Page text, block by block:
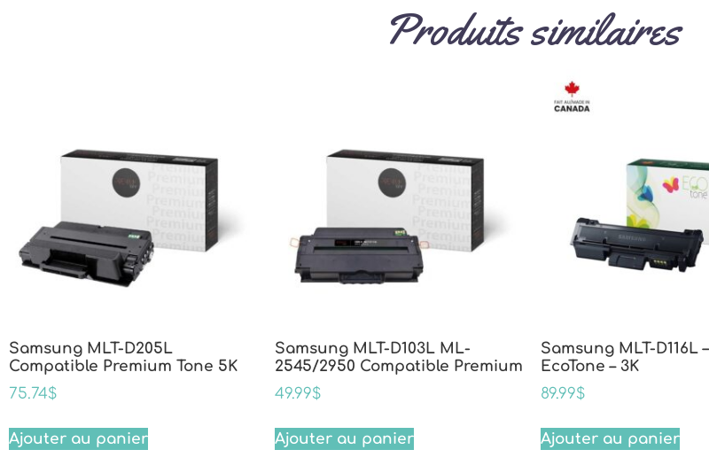
Produits similaires
Samsung MLT-D205L
Compatible Premium Tone 5K
75.74$
Ajouter au panier
Samsung MLT-D103L ML-
2545/2950 Compatible Premium
49.99$
Ajouter au panier
Samsung MLT-D116L
EcoTone – 3K
89.99$
Ajouter au panier